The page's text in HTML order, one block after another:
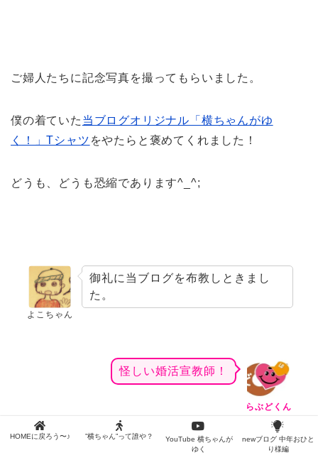
ご婦人たちに記念写真を撮ってもらいました。
僕の着ていた 当ブログオリジナル「横ちゃんがゆ
く！」Tシャツ をやたらと褒めてくれました！
どうも、どうも恐縮であります^_^;
よこちゃん
御礼に当ブログを布教しときまし
た。
らぶどくん
怪しい婚活宣教師！
HOMEに戻ろう〜♪ ”横ちゃん”って誰や？
YouTube 横ちゃんが
ゆく
newブログ 中年おひと
り様編